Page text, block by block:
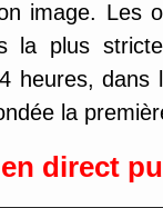
image. Les
la plus
heures, dans
la
direct